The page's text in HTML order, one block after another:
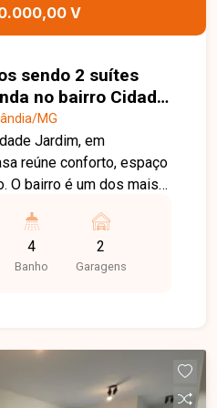
V
sendo 2 suítes
no bairro Cidade
MG
MG
Jardim, em
reúne conforto, espaço
O bairro é um dos mais
principais vias, ampla
serviços, escolas e
praticidade e
social, banheiro
lavanderia, além de
varanda gourmet
4
Banho
2
Garagens